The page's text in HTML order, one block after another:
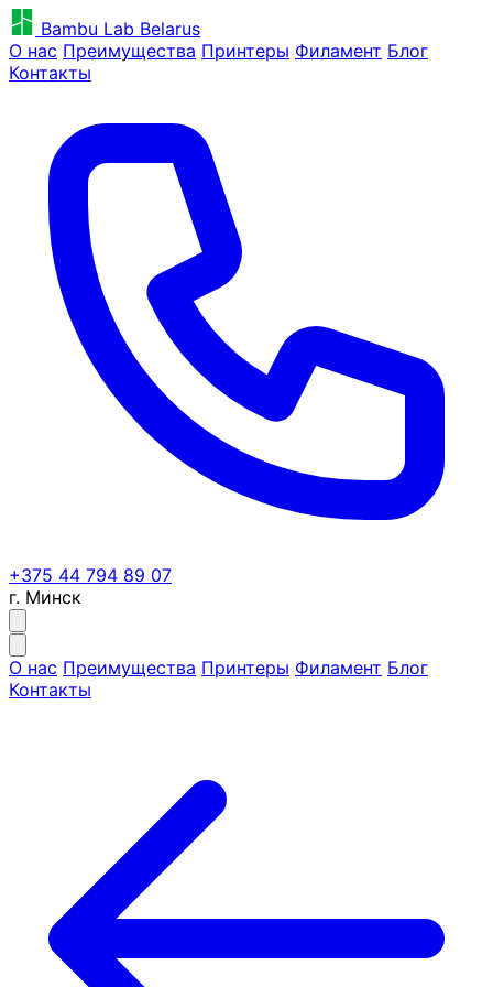
Bambu Lab Belarus
О нас Преимущества Принтеры Филамент Блог
Контакты
+375 44 794 89 07
г. Минск
О нас Преимущества Принтеры Филамент Блог
Контакты